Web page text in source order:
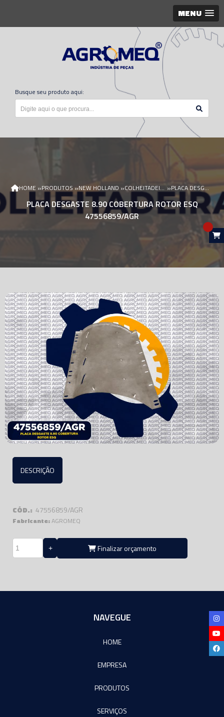
MENU
Busque seu produto aqui:
HOME »PRODUTOS »NEW HOLLAND » COLHEITADEIRA NEW HOLLAND » PLACA DESGASTE 8.90 COBERTURA ROTOR ESQ 47556859/AGR
PLACA DESGASTE 8.90 COBERTURA ROTOR ESQ
47556859/AGR
DESCRIÇÃO
CÓD.: 47556859/AGR
Fabricante:AGROMEQ
Finalizar orçamento
NAVEGUE
HOME
EMPRESA
PRODUTOS
SERVIÇOS